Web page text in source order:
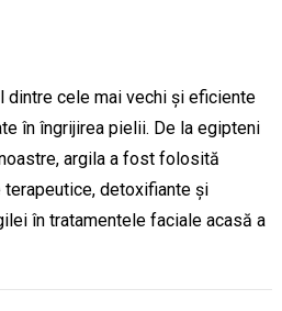
dintre cele mai vechi și eficiente
în îngrijirea pielii. De la egipteni
argila a fost folosită
detoxifiante și
în tratamentele faciale acasă a